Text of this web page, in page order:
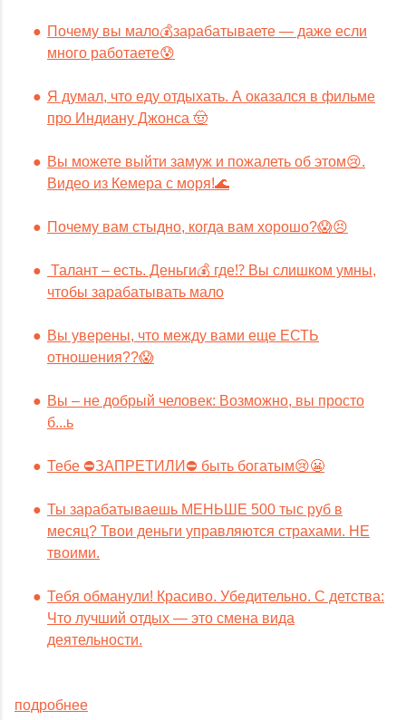
Почему вы мало💰зарабатываете — даже если
много работаете😰
Я думал, что еду отдыхать. А оказался в фильме
про Индиану Джонса 🤠
Вы можете выйти замуж и пожалеть об этом😢.
Видео из Кемера с моря!🌊
Почему вам стыдно, когда вам хорошо?😱😣
Талант – есть. Деньги💰 где⁉️ Вы слишком умны,
чтобы зарабатывать мало
Вы уверены, что между вами еще ЕСТЬ
отношения??😱
Вы – не добрый человек: Возможно, вы просто
б...ь
Тебе ⛔️ЗАПРЕТИЛИ⛔️ быть богатым😢😬
Ты зарабатываешь МЕНЬШЕ 500 тыс руб в
месяц? Твои деньги управляются страхами. НЕ
твоими.
Тебя обманули! Красиво. Убедительно. С детства:
Что лучший отдых — это смена вида
деятельности.
подробнее